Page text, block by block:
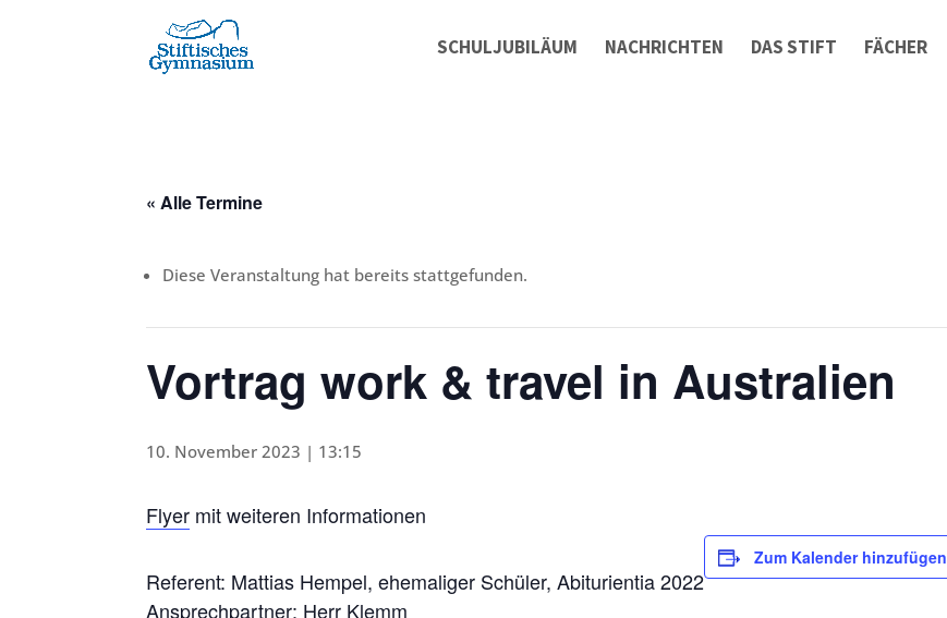
SCHULJUBILÄUM NACHRICHTEN DAS STIFT FÄCHER
« Alle Termine
Diese Veranstaltung hat bereits stattgefunden.
Vortrag work & travel in Australien
10. November 2023 | 13:15
Flyer mit weiteren Informationen
Referent: Mattias Hempel, ehemaliger Schüler, Abiturientia 2022
Ansprechpartner: Herr Klemm
Zum Kalender hinzufügen